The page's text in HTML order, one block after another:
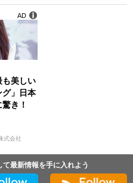
も美しい
グ」日本
き！
式会社
AD
最新情報を手に入れよう